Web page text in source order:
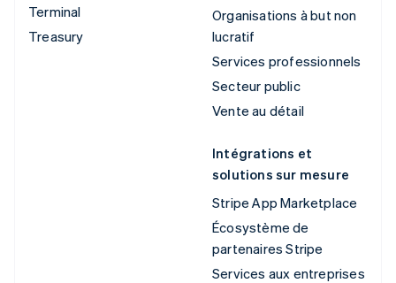
Terminal
Treasury
Organisations à but non
lucratif
Services professionnels
Secteur public
Vente au détail
Intégrations et
solutions sur mesure
Stripe App Marketplace
Écosystème de
partenaires Stripe
Services aux entreprises